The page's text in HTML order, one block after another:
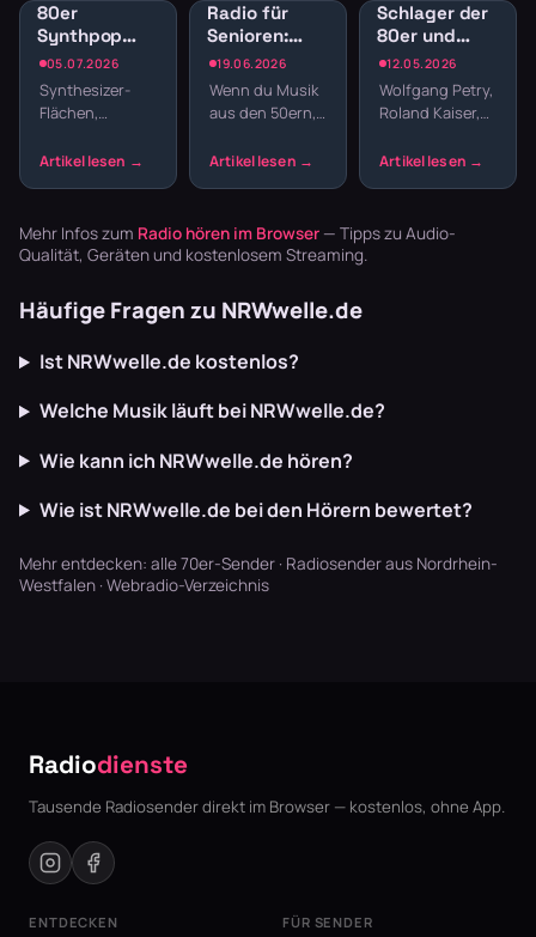
05.07.2026
80er
Synthpop
Radio: New
Wave und
elektronische
Synthesizer-
Flächen,
Melodien und
Beats –
Synthpop war
19.06.2026
Radio für
Senioren:
Musik der
50er, 60er
und 70er
Wenn du Musik
aus den 50ern,
70ern hören
Charts zu
zappen, bis…
12.05.2026
Schlager der
80er und
90er
kostenlos im
Stream hören
Wolfgang Petry,
Roland Kaiser,
die Schlager-
Klassiker herv…
Mehr Infos zum Radio hören im Browser — Tipps zu Audio-
Qualität, Geräten und kostenlosem Streaming.
Häufige Fragen zu NRWwelle.de
Ist NRWwelle.de kostenlos?
Welche Musik läuft bei NRWwelle.de?
Wie kann ich NRWwelle.de hören?
Wie ist NRWwelle.de bei den Hörern bewertet?
Mehr entdecken: alle 70er-Sender · Radiosender aus Nordrhein-
Westfalen · Webradio-Verzeichnis
Radiodienste
Tausende Radiosender direkt im Browser — kostenlos, ohne App.
ENTDECKEN FÜR SENDER